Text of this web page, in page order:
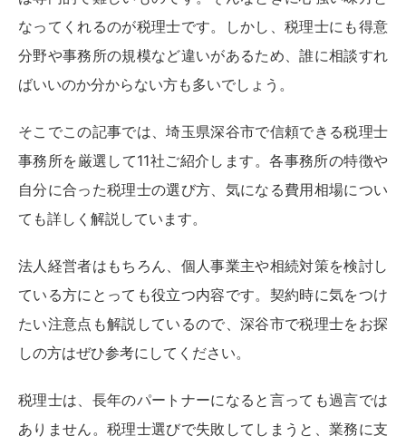
なってくれるのが税理士です。しかし、税理士にも得意
分野や事務所の規模など違いがあるため、誰に相談すれ
ばいいのか分からない方も多いでしょう。
そこでこの記事では、埼玉県深谷市で信頼できる税理士
事務所を厳選して11社ご紹介します。各事務所の特徴や
自分に合った税理士の選び方、気になる費用相場につい
ても詳しく解説しています。
法人経営者はもちろん、個人事業主や相続対策を検討し
ている方にとっても役立つ内容です。契約時に気をつけ
たい注意点も解説しているので、深谷市で税理士をお探
しの方はぜひ参考にしてください。
税理士は、長年のパートナーになると言っても過言では
ありません。税理士選びで失敗してしまうと、業務に支